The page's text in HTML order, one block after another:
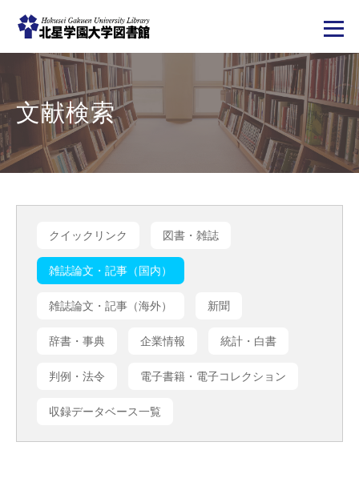
コ
ン
テ
ン
ツ
に
移
文献検索
クイックリンク 図書・雑誌
雑誌論文・記事（国内）
雑誌論文・記事（海外） 新聞
辞書・事典 企業情報 統計・白書
判例・法令 電子書籍・電子コレクション
収録データベース一覧